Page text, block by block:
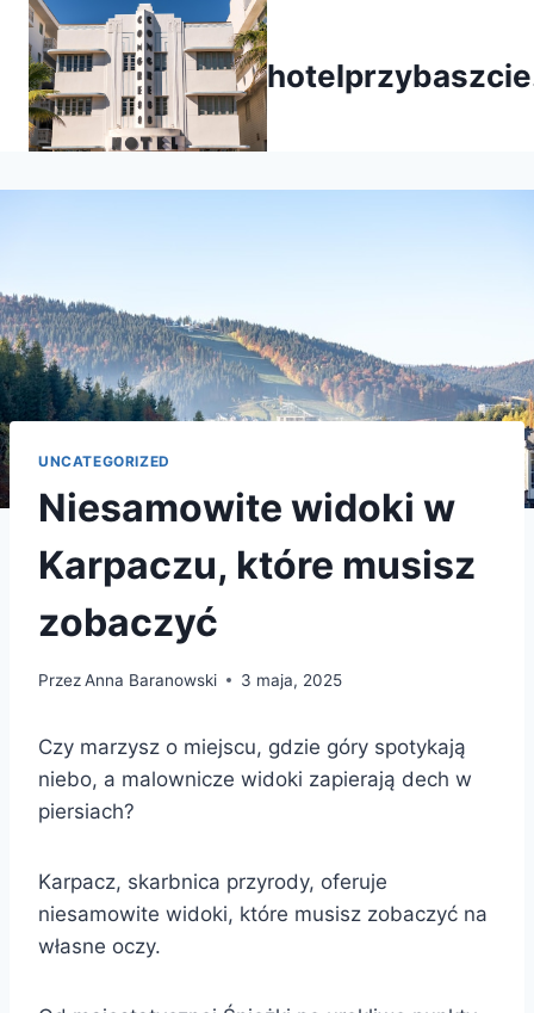
Przejdź
treści
UNCATEGORIZED
Niesamowite widoki w
Karpaczu, które musisz
zobaczyć
PrzezAnna Baranowski 3 maja, 2025
Czy marzysz o miejscu, gdzie góry spotykają
niebo, a malownicze widoki zapierają dech w
piersiach?
Karpacz, skarbnica przyrody, oferuje
niesamowite widoki, które musisz zobaczyć na
własne oczy.